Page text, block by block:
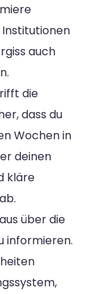
Institutionen
auch
die
dass du
Wochen in
deinen
kläre
über die
informieren.